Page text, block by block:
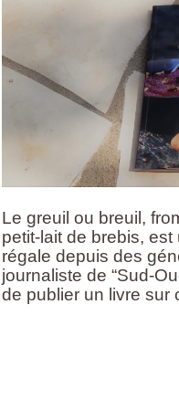
Le greuil ou breuil,
petit-lait de brebis,
régale depuis des
journaliste de “Sud-
de publier un livre sur